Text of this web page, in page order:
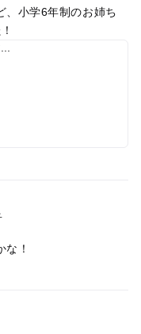
、小学6年制のお姉ち
！